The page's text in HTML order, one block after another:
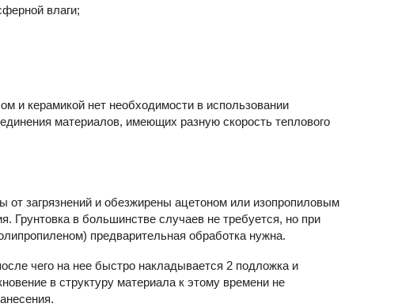
влаги;
и керамикой нет необходимости в использовании
материалов, имеющих разную скорость теплового
загрязнений и обезжирены ацетоном или изопропиловым
Грунтовка в большинстве случаев не требуется, но при
предварительная обработка нужна.
чего на нее быстро накладывается 2 подложка и
в структуру материала к этому времени не